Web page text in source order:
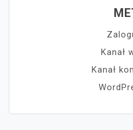
Kanał
Kanał